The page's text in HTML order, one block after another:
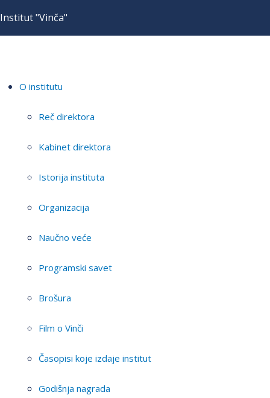
Institut "Vinča"
O institutu
Reč direktora
Kabinet direktora
Istorija instituta
Organizacija
Naučno veće
Programski savet
Brošura
Film o Vinči
Časopisi koje izdaje institut
Godišnja nagrada